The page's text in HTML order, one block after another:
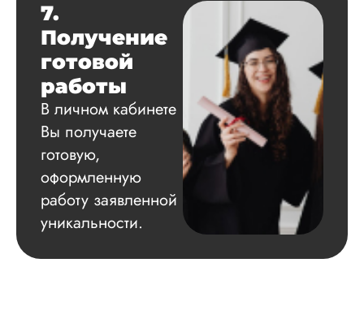
7.
Получение
готовой
работы
В личном кабинете
Вы получаете
готовую,
оформленную
работу заявленной
уникальности.